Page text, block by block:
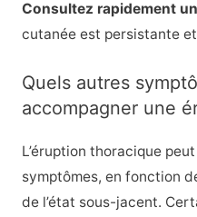
Consultez rapidement
cutanée est persistante
Quels autres
accompagner une
L’éruption thoracique
symptômes, en fonction
de l’état sous-jacent.